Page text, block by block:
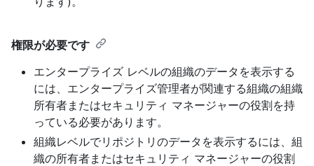
権限が必要です
エンタープライズ レベルの組織のデータを表示する
には、エンタープライズ管理者が関連する組織の組織
所有者またはセキュリティ マネージャーの役割を持
っている必要があります。
組織レベルでリポジトリのデータを表示するには、組
織の所有者またはセキュリティ マネージャーの役割